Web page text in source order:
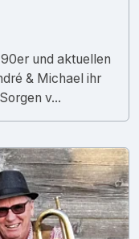
und aktuellen
& Michael ihr
v...